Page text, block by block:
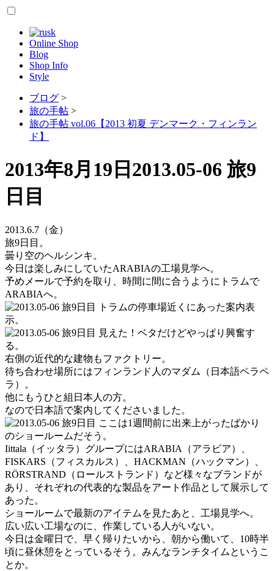
Online Shop
Blog
Shop Info
Style
ブログ >
旅の手帖 >
旅の手帖 vol.06【2013 初夏 デンマーク・フィンラン
ド】
2013年8月19日 2013.05-06 旅9
日目
2013.6.7（金）
旅9日目。
曇り空のヘルシンキ。
今日は楽しみにしていたARABIAの工場見学へ。
予めメールで予約を取り、時間に間に合うようにトラムで
ARABIAへ。
トラムの停車場近くにあった案内表
示。
見えた！ベタだけどやっぱり興奮す
る。
右側の近代的な建物もファクトリー。
待ち合わせ場所にはフィンランド人のマダム（日本語ペラペ
ラ）。
他にもうひと組日本人の方。
なので日本語で案内してくださいました。
ここは1週間前に出来上がったばかり
のショールームだそう。
Iittala（イッタラ）グループにはARABIA（アラビア）、
FISKARS（フィスカルス）、HACKMAN（ハックマン）、
RÖRSTRAND（ロールストランド）など様々なブランドが
あり、それぞれの代表的な製品をアート作品として展示して
あった。
ショールームで最新のアイテムを見たあと、工場見学へ。
広い広い工場なのに、作業している人がいない。
今日は金曜日で、早く帰りたいから、朝から働いて、10時半
頃に昼休憩をとっているそう。みんなランチタイムというこ
とか。